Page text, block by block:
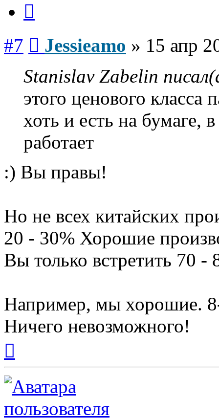
#7 Jessieamo » 15 апр
Stanislav Zabelin
этого ценового класса
хоть и есть на бумаге,
работает
:) Вы правы!
Но не всех китайских
20 - 30% Хорошие
Вы только встретить 70 -
Например, мы хорошие.
Ничего невозможного!
началу